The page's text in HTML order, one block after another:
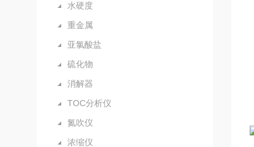
水硬度
重金属
亚氯酸盐
硫化物
消解器
TOC分析仪
氮吹仪
浓缩仪